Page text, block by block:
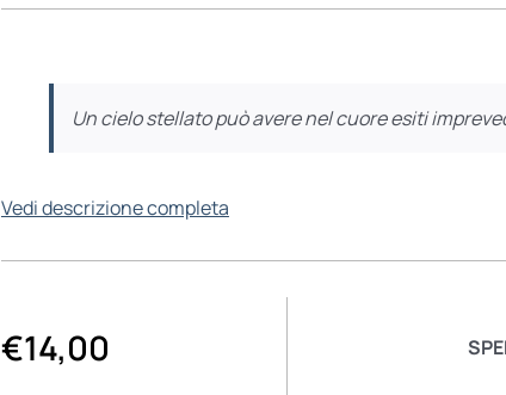
Un cielo stellato può avere nel cuore esiti
Vedi descrizione completa
€14,00